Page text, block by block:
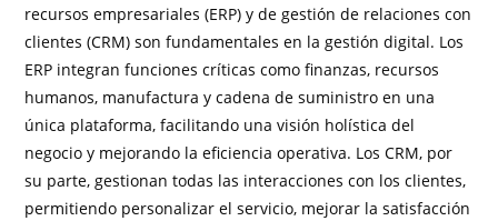
recursos empresariales (ERP) y de gestión de relaciones con
clientes (CRM) son fundamentales en la gestión digital. Los
ERP integran funciones críticas como finanzas, recursos
humanos, manufactura y cadena de suministro en una
única plataforma, facilitando una visión holística del
negocio y mejorando la eficiencia operativa. Los CRM, por
su parte, gestionan todas las interacciones con los clientes,
permitiendo personalizar el servicio, mejorar la satisfacción